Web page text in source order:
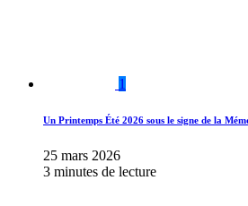
1
Un Printemps Été 2026 sous le signe de la
25 mars 2026
3 minutes de lecture